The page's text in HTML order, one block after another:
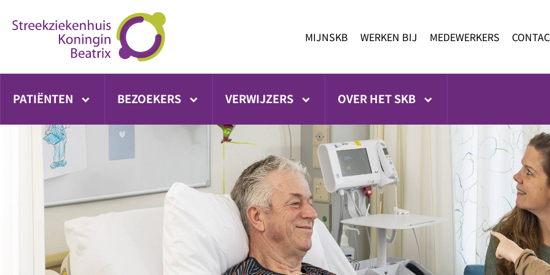
direct
MIJNSKB WERKEN BIJ MEDEWERKERS
PATIËNTEN BEZOEKERS VERWIJZERS OVER HET SKB